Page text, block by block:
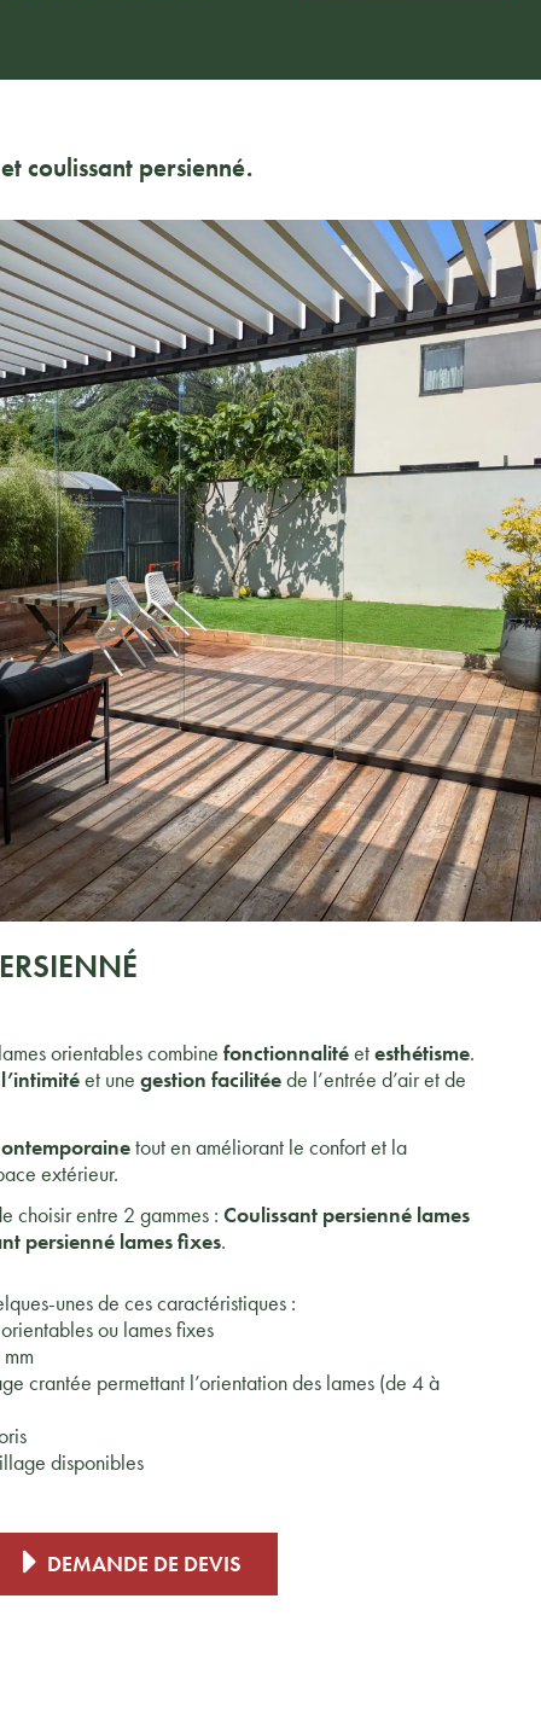
coulissant persienné.
orientables combine fonctionnalitéetesthétisme.
l’intimitéet une gestion facilitéede l’entrée d’air et de
tout en améliorant le confort et la
extérieur.
choisir entre 2 gammes : Coulissant persienné lames
persienné lames fixes.
unes de ces caractéristiques :
ou lames fixes
crantée permettant l’orientation des lames (de 4 à
disponibles
DEMANDE DE DEVIS